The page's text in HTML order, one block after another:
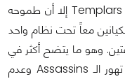
Assassins وبالرغم من كونه أحد قادة الـ Templars إلا أن طموحه
معاً تحت نظام واحد
وهو ما يتضح أكثر في
أحداث AC Rouge حيث نرى أمثلة على تهور الـ Assassins وعدم